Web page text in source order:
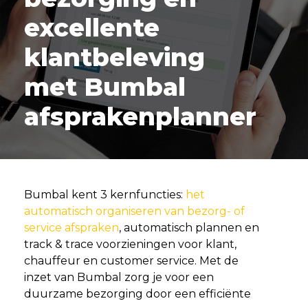
excellente
klantbeleving
met Bumbal
afsprakenplanner
Bumbal kent 3 kernfuncties: het
automatisch organiseren van bezorg- of
service afspraken, automatisch plannen en
track & trace voorzieningen voor klant,
chauffeur en customer service. Met de
inzet van Bumbal zorg je voor een
duurzame bezorging door een efficiënte